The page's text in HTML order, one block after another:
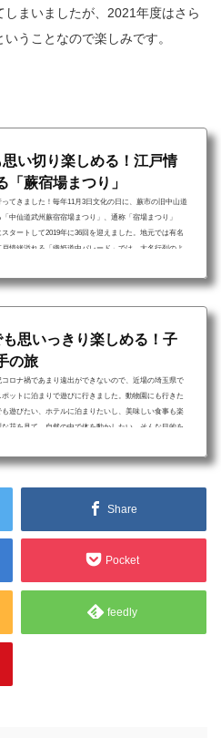
まいましたが、2021年度はさら
うことなので楽しみです。
い切り楽しめる！江戸情
「蕨宿場まつり」
てきました！毎年11月3日文化の日に、蕨市の旧中山道
中仙道武州蕨宿宿場まつり」、通称「宿場まつり」
タートして2019年に36回を迎えました。地元では有名
情緒溢れる「織姫道中パレード」では、大名行列のよ
時代に中山道の第2番目の宿場町として栄え、いまだ当
思いっきり楽しめる！子
の旅
ロナ禍であまり遠出ができないので、近場の埼玉県で
ットに泊まりで遊びに行きました。動物園にも行きた
遊びたい、ホテルに泊まりたいし、美味しい食事も楽
な花を見て、自然の中で体を動かしたい、そんな目的を
場スポットをご紹介します。幸手旅行について 「東武
る体験 「権現堂公園のひまわ...
Share
Pocket
feedly